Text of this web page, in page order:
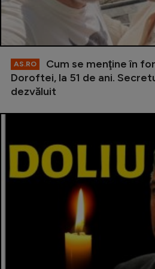
AS.RO
Cum se menţine în
Doroftei, la 51 de ani.
dezvăluit